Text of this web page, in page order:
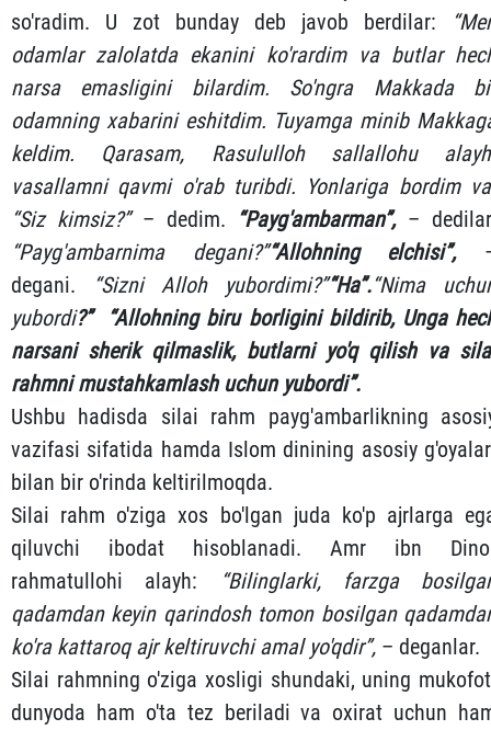
so'radim. U zot bunday deb javob berdilar:
odamlar zalolatda ekanini ko'rardim va butlar
narsa emasligini bilardim. So'ngra Makkada
odamning xabarini eshitdim. Tuyamga minib
keldim. Qarasam, Rasululloh sallallohu
vasallamni qavmi o'rab turibdi. Yonlariga bordim
“Siz kimsiz?” – dedim. “Payg'ambarman”,–
“Payg'ambarnima degani?”“Allohning elchisi”,
degani.
“Sizni Alloh yubordimi?”“Ha”.“Nima
yubordi?” “Allohning biru borligini bildirib, Unga
narsani sherik qilmaslik, butlarni yo'q qilish va
rahmni mustahkamlash uchun yubordi”.
Ushbu hadisda silai rahm payg'ambarlikning
vazifasi sifatida hamda Islom dinining asosiy
bilan bir o'rinda keltirilmoqda.
Silai rahm o'ziga xos bo'lgan juda ko'p ajrlarga
qiluvchi ibodat hisoblanadi. Amr ibn
rahmatullohi alayh:
“Bilinglarki, farzga
qadamdan keyin qarindosh tomon bosilgan
ko'ra kattaroq ajr keltiruvchi amal yo'qdir”, – deganlar.
Silai rahmning o'ziga xosligi shundaki, uning
dunyoda ham o'ta tez beriladi va oxirat uchun